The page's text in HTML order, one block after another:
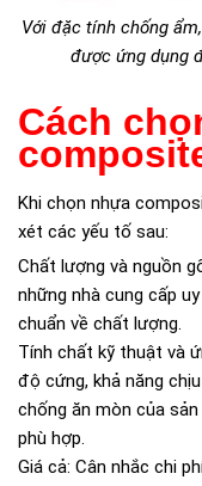
Với đặc tính chống
được ứng dụng
Cách
Khi chọn nhựa
xét các yếu tố sau:
Chất lượng và nguồn
những nhà cung cấp
chuẩn về chất lượng.
Tính chất kỹ thuật và
độ cứng, khả năng
chống ăn mòn của
phù hợp.
Giá cả: Cân nhắc chi